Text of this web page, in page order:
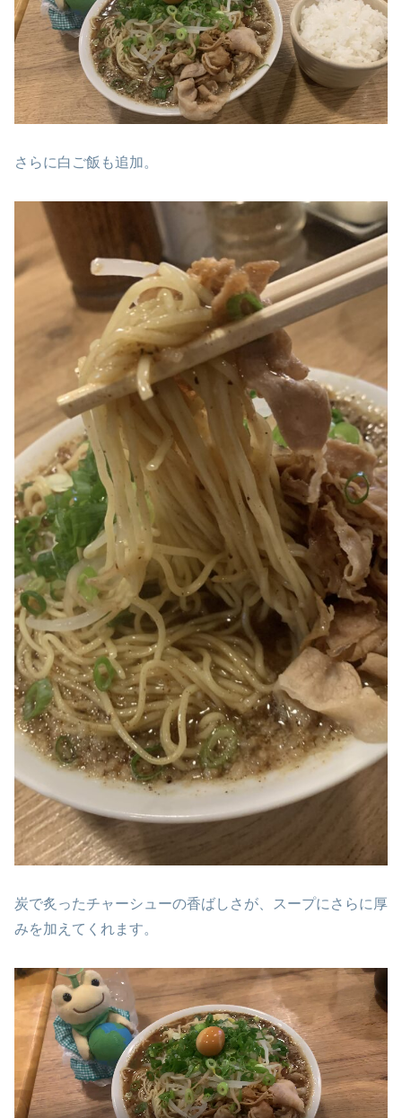
さらに白ご飯も追加。
炭で炙ったチャーシューの香ばしさが、スープにさらに厚
みを加えてくれます。